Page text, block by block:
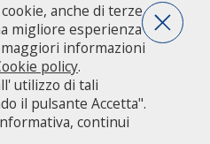
modulistica
Vivaio, 1 - 20122 Milano - centralino
anche di terze
migliore esperienza
informazioni
policy.
utilizzo di tali
il pulsante Accetta".
continui